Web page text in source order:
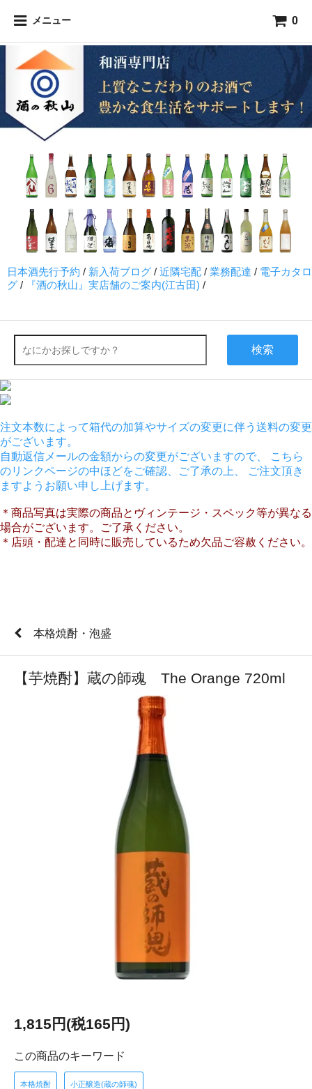
メニュー 0
日本酒先行予約 / 新入荷ブログ / 近隣宅配 / 業務配達 / 電子カタロ
グ / 『酒の秋山』実店舗のご案内(江古田) /
検索
注文本数によって箱代の加算やサイズの変更に伴う送料の変更
がございます。
自動返信メールの金額からの変更がございますので、 こちら
のリンクページの中ほどをご確認、ご了承の上、 ご注文頂き
ますようお願い申し上げます。
＊商品写真は実際の商品とヴィンテージ・スペック等が異なる
場合がございます。ご了承ください。
＊店頭・配達と同時に販売しているため欠品ご容赦ください。
本格焼酎・泡盛
【芋焼酎】蔵の師魂 The Orange 720ml
1,815円(税165円)
この商品のキーワード
本格焼酎 小正醸造(蔵の師魂)